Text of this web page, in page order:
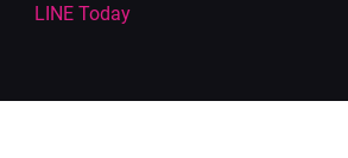
LINE Today